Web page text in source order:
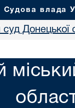
Судова влада
Донецької